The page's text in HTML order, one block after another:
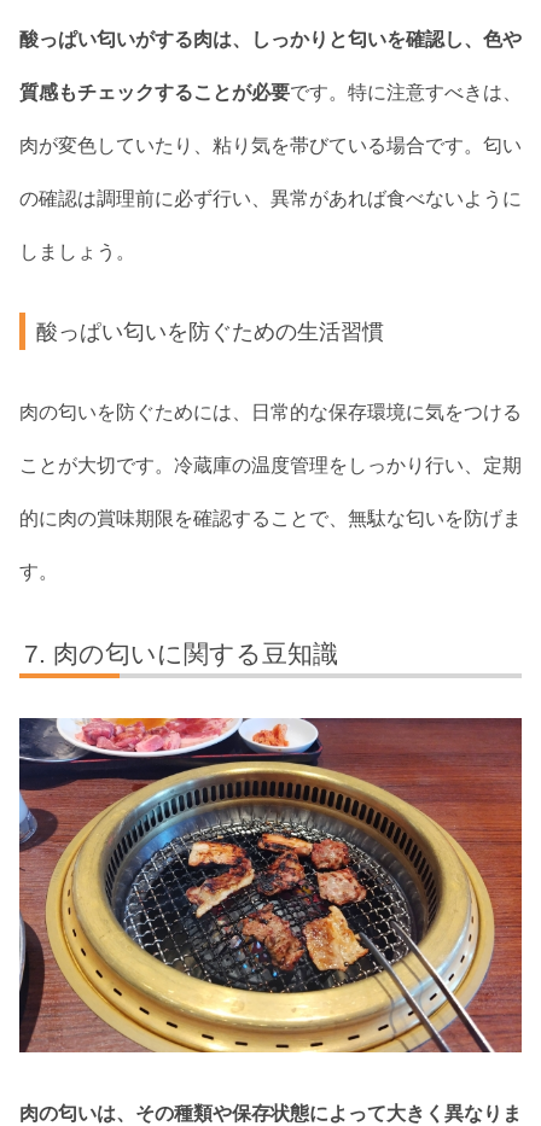
酸っぱい匂いがする肉は、しっかりと匂いを確認し、色や
質感もチェックすることが必要です。特に注意すべきは、
肉が変色していたり、粘り気を帯びている場合です。匂い
の確認は調理前に必ず行い、異常があれば食べないように
しましょう。
酸っぱい匂いを防ぐための生活習慣
肉の匂いを防ぐためには、日常的な保存環境に気をつける
ことが大切です。冷蔵庫の温度管理をしっかり行い、定期
的に肉の賞味期限を確認することで、無駄な匂いを防げま
す。
肉の匂いに関する豆知識
肉の匂いは、その種類や保存状態によって大きく異なりま